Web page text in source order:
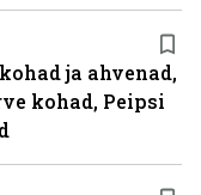
ja ahvenad,
kohad, Peipsi